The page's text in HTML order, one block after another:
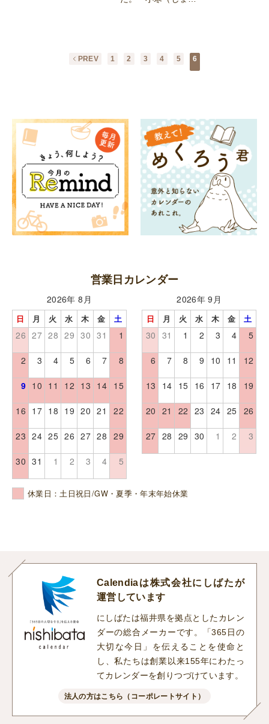
PREV 1 2 3 4 5 6
営業日カレンダー
2026年 8月
日 月 火 水 木 金 土
26 27 28 29 30 31 1
2 3 4 5 6 7 8
9 10 11 12 13 14 15
16 17 18 19 20 21 22
23 24 25 26 27 28 29
30 31 1 2 3 4 5
2026年 9月
日 月 火 水 木 金 土
30 31 1 2 3 4 5
6 7 8 9 10 11 12
13 14 15 16 17 18 19
20 21 22 23 24 25 26
27 28 29 30 1 2 3
休業日：土日祝日/GW・夏季・年末年始休業
Calendiaは株式会社にしばたが
運営しています
にしばたは福井県を拠点としたカレン
ダーの総合メーカーです。「365日の
大切な今日」を伝えることを使命と
し、私たちは創業以来155年にわたっ
てカレンダーを創りつづけています。
法人の方はこちら（コーポレートサイト）